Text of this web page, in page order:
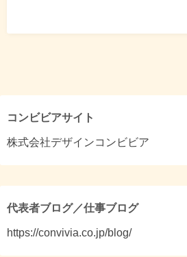
コンビビアサイト
株式会社デザインコンビビア
代表者ブログ／仕事ブログ
https://convivia.co.jp/blog/